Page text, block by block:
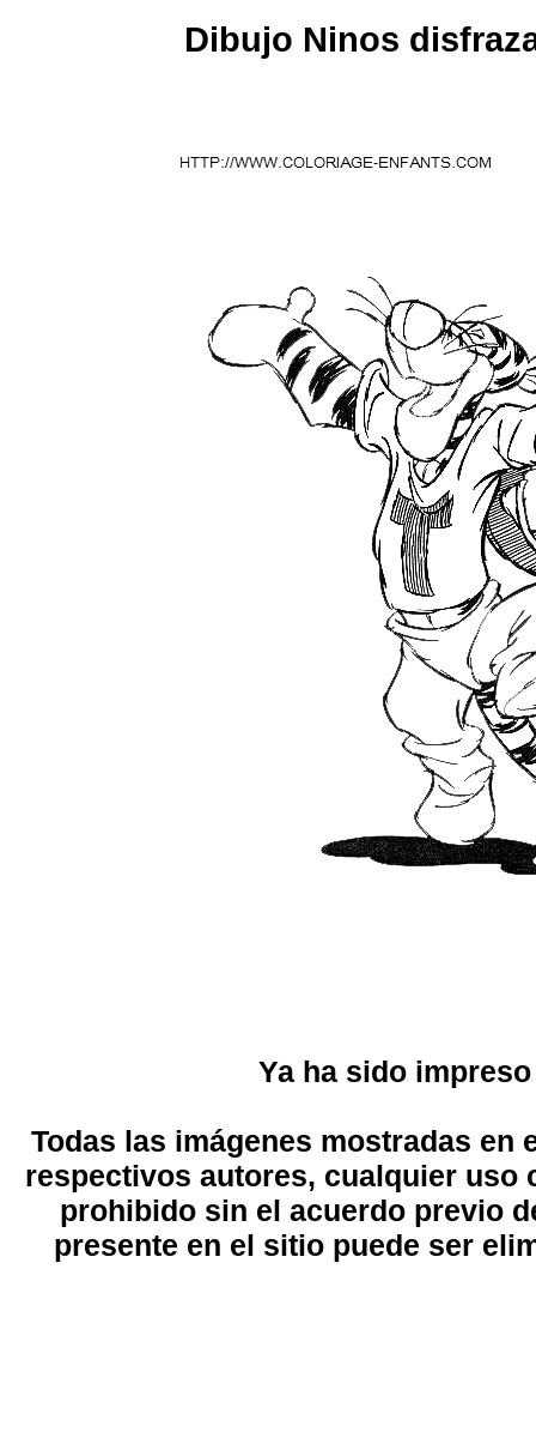
Dibujo Ninos
Ya ha sido
Todas las imágenes mostradas en
respectivos autores, cualquier uso
prohibido sin el acuerdo previo
presente en el sitio puede ser